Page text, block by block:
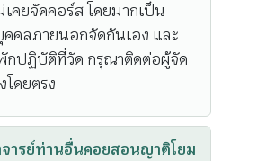
เคยจัดคอร์ส โดยมากเป็น
คลภายนอกจัดกันเอง และ
กปฏิบัติที่วัด กรุณาติดต่อผู้จัด
โดยตรง
ารย์ท่านอื่นคอยสอนญาติโยม